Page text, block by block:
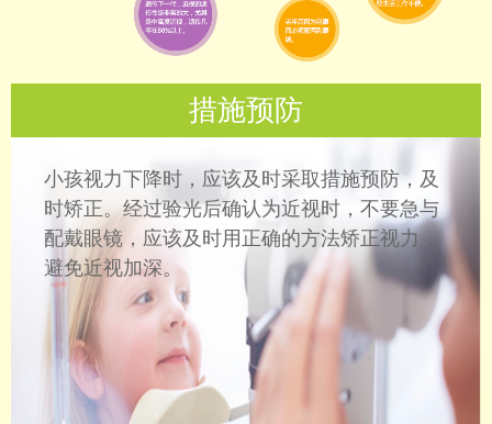
措施预防
小孩视力下降时，应该及时采取措施预防，及
时矫正。经过验光后确认为近视时，不要急与
配戴眼镜，应该及时用正确的方法矫正视力，
避免近视加深。